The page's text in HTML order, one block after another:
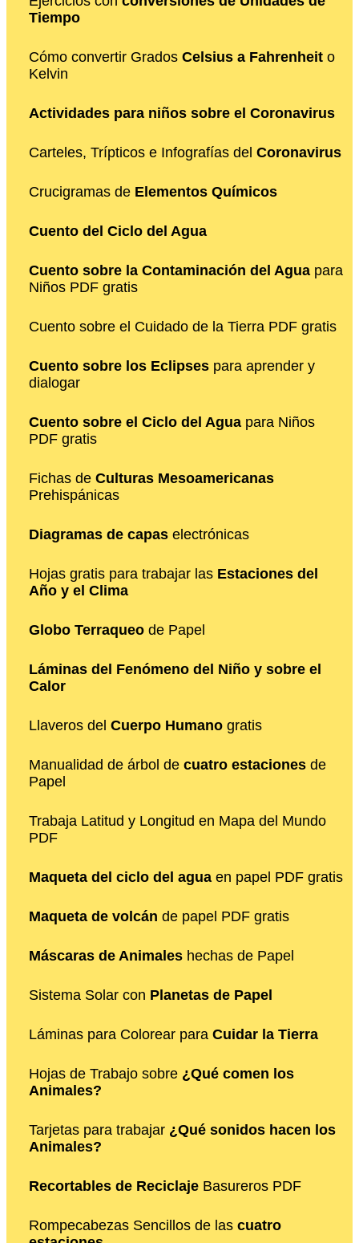
Tiempo
Cómo convertir Grados Celsius a Fahrenheit o
Kelvin
Actividades para niños sobre el Coronavirus
Carteles, Trípticos e Infografías del Coronavirus
Crucigramas de Elementos Químicos
Cuento del Ciclo del Agua
Cuento sobre la Contaminación del Agua para
Niños PDF gratis
Cuento sobre el Cuidado de la Tierra PDF gratis
Cuento sobre los Eclipses para aprender y
dialogar
Cuento sobre el Ciclo del Agua para Niños
PDF gratis
Fichas de Culturas Mesoamericanas
Prehispánicas
Diagramas de capas electrónicas
Hojas gratis para trabajar las Estaciones del
Año y el Clima
Globo Terraqueo de Papel
Láminas del Fenómeno del Niño y sobre el
Calor
Llaveros del Cuerpo Humano gratis
Manualidad de árbol de cuatro estaciones de
Papel
Trabaja Latitud y Longitud en Mapa del Mundo
PDF
Maqueta del ciclo del agua en papel PDF gratis
Maqueta de volcán de papel PDF gratis
Máscaras de Animales hechas de Papel
Sistema Solar con Planetas de Papel
Láminas para Colorear para Cuidar la Tierra
Hojas de Trabajo sobre ¿Qué comen los
Animales?
Tarjetas para trabajar ¿Qué sonidos hacen los
Animales?
Recortables de Reciclaje Basureros PDF
Rompecabezas Sencillos de las cuatro